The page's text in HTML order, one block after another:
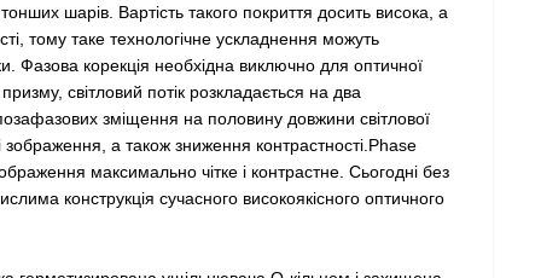
шарів. Вартість такого покриття досить висока, а
тому таке технологічне ускладнення можуть
Фазова корекція необхідна виключно для оптичної
світловий потік розкладається на два
зміщення на половину довжини світлової
а також зниження контрастності.Phase
максимально чітке і контрастне. Сьогодні без
конструкція сучасного високоякісного оптичного